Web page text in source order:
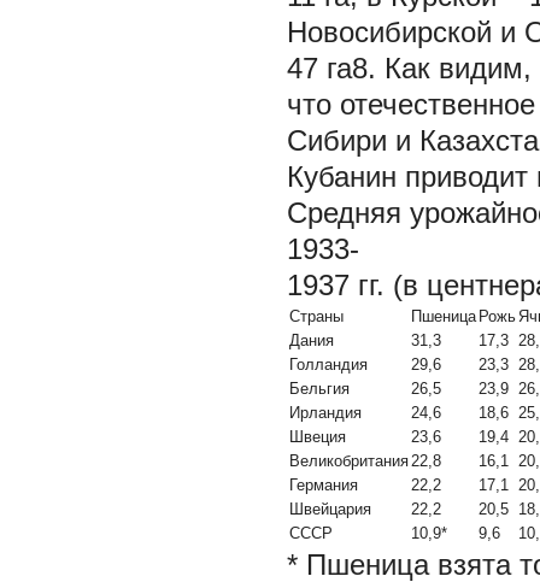
Новосибирской и
47 га8. Как видим,
что
Сибири и
Кубанин
Средняя
1933-
1937 гг. (в
Страны Пшеница Рожь
Дания
31,3 17,3
Голландия
29,6 23,3
Бельгия
26,5 23,9
Ирландия
24,6 18,6
Швеция
23,6 19,4
Великобритания22,8 16,1
Германия
22,2 17,1
Швейцария
22,2 20,5
СССР
10,9* 9,6
* Пшеница взята